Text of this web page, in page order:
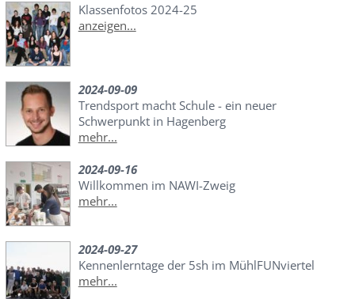
Klassenfotos 2024-25
anzeigen...
2024-09-09
Trendsport macht Schule - ein neuer
Schwerpunkt in Hagenberg
mehr...
2024-09-16
Willkommen im NAWI-Zweig
mehr...
2024-09-27
Kennenlerntage der 5sh im MühlFUNviertel
mehr...